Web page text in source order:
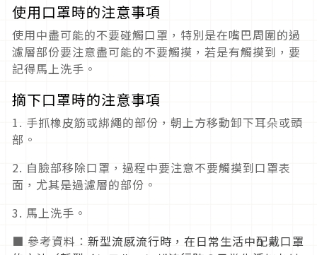
使用口罩時的注意事項
使用中盡可能的不要碰觸口罩，特別是在嘴巴周圍的過
濾層部份要注意盡可能的不要觸摸，若是有觸摸到，要
記得馬上洗手。
摘下口罩時的注意事項
1. 手抓橡皮筋或綁繩的部份，朝上方移動卸下耳朵或頭
部。
2. 自臉部移除口罩，過程中要注意不要觸摸到口罩表
面，尤其是過濾層的部份。
3. 馬上洗手。
■ 參考資料： 新型流感流行時，在日常生活中配戴口罩